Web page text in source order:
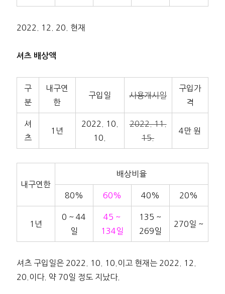
2022. 12. 20. 현재
셔츠 배상액
구
분
내구연
한
구입일 사용개시일
구입가
격
셔
츠
1년
2022. 10.
10.
2022. 11.
15.
4만 원
내구연한
배상비율
80% 60% 40% 20%
1년
0 ~ 44
일
45 ~
134일
135 ~
269일
270일 ~
셔츠 구입일은 2022. 10. 10.이고 현재는 2022. 12.
20.이다. 약 70일 정도 지났다.